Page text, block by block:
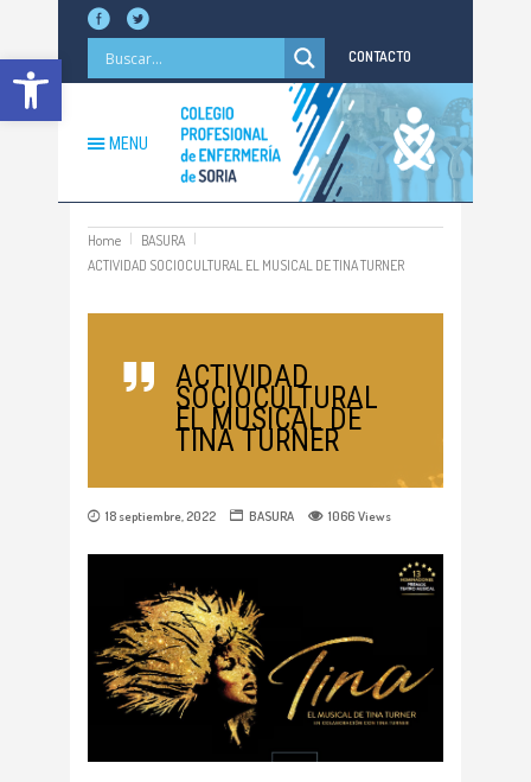
Abrir barra de herramientas CONTACTO
MENU
Home
BASURA
ACTIVIDAD SOCIOCULTURAL EL MUSICAL DE TINA TURNER
ACTIVIDAD
SOCIOCULTURAL
EL MUSICAL DE
TINA TURNER
18 septiembre, 2022 BASURA 1066 Views